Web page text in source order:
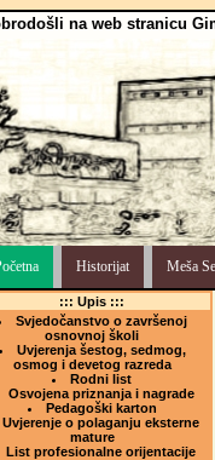
na web stranicu
Historijat Meša
::: Upis :::
Svjedočanstvo o završenoj
osnovnoj školi
Uvjerenja šestog, sedmog,
osmog i devetog razreda
Rodni list
Osvojena priznanja i nagrade
Pedagoški karton
Uvjerenje o polaganju eksterne
mature
List profesionalne orijentacije